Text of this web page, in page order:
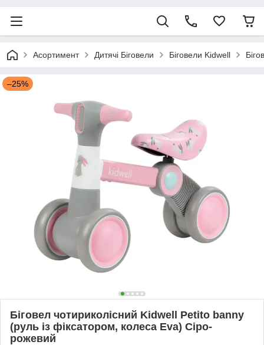
Асортимент Дитячі Біговели Біговели Kidwell
–25%
Біговел чотириколісний Kidwell Petito banny
(руль із фіксатором, колеса Eva) Сіро-
рожевий